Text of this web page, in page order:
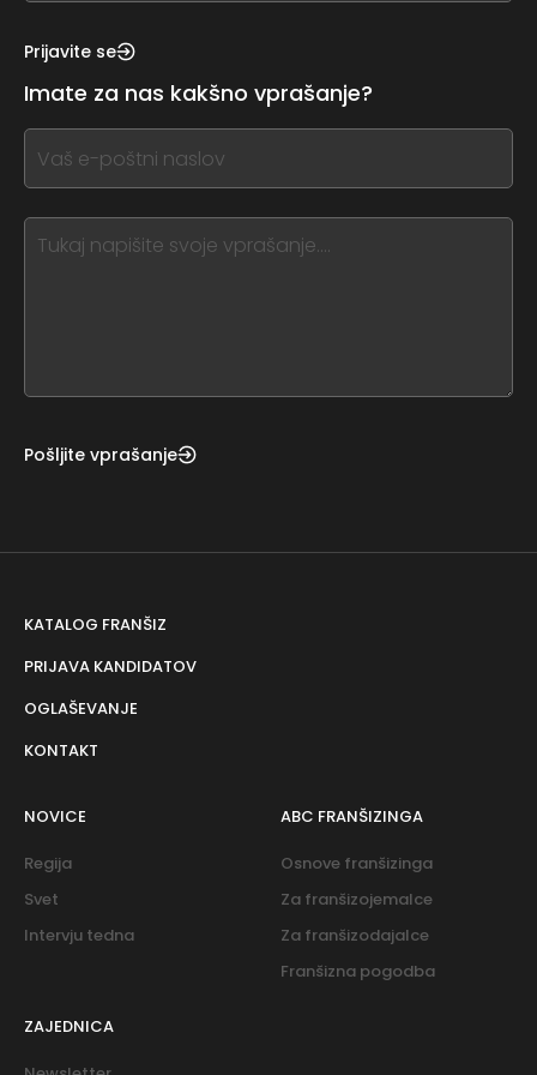
this,
this
form
field
blank
Prijavite se
Imate za nas kakšno vprašanje?
If
you
this,
Pošljite vprašanje
KATALOG FRANŠIZ
PRIJAVA KANDIDATOV
OGLAŠEVANJE
KONTAKT
NOVICE
Regija
Svet
Intervju tedna
ABC FRANŠIZINGA
Osnove franšizinga
Za franšizojemalce
Za franšizodajalce
Franšizna pogodba
ZAJEDNICA